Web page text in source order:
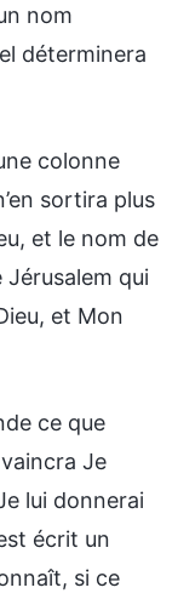
nom
déterminera
colonne
sortira plus
et le nom de
Jérusalem qui
et Mon
ce que
Je
lui donnerai
écrit un
si ce